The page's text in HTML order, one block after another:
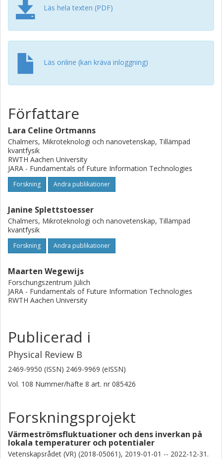
and heat current decay which we analyze in detail. The
analysis of the results makes crucial use of analytic
formulas obtained using fermionic duality, a "dissipative
symmetry"of master equations describing this class of
Läs hela texten (PDF)
Läs online (kan kräva inloggning)
Författare
Lara Celine Ortmanns
Chalmers, Mikroteknologi och nanovetenskap, Tillämpad
kvantfysik
RWTH Aachen University
JARA - Fundamentals of Future Information Technologies
Forskning Andra publikationer
Janine Splettstoesser
Chalmers, Mikroteknologi och nanovetenskap, Tillämpad
kvantfysik
Forskning Andra publikationer
Maarten Wegewijs
Forschungszentrum Jülich
JARA - Fundamentals of Future Information Technologies
RWTH Aachen University
Publicerad i
Physical Review B
2469-9950 (ISSN) 2469-9969 (eISSN)
Vol. 108 Nummer/häfte 8 art. nr 085426
Forskningsprojekt
Värmeströmsfluktuationer och dens inverkan på
lokala temperaturer och potentialer
Vetenskapsrådet (VR) (2018-05061), 2019-01-01 -- 2022-12-31.